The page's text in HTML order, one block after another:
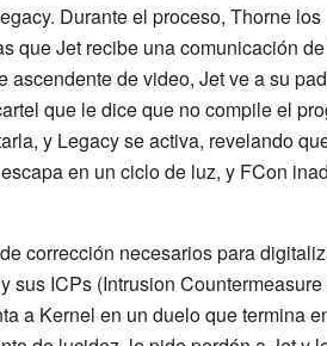
Durante el proceso, Thorne los
que Jet recibe una comunicación
de video, Jet ve a su
que le dice que no compile el
y Legacy se activa, revelando
en un ciclo de luz, y FCon
corrección necesarios para
sus ICPs (Intrusion
a Kernel en un duelo que termina